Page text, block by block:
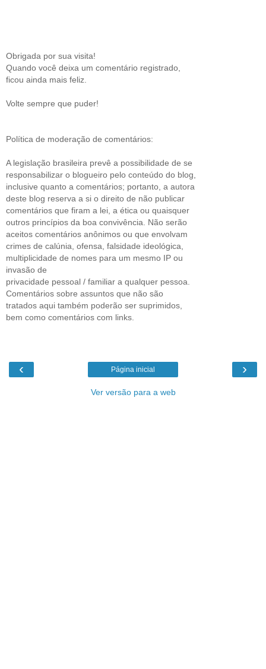
Obrigada por sua visita!
Quando você deixa um comentário registrado,
ficou ainda mais feliz.
Volte sempre que puder!
Política de moderação de comentários:
A legislação brasileira prevê a possibilidade de se
responsabilizar o blogueiro pelo conteúdo do blog,
inclusive quanto a comentários; portanto, a autora
deste blog reserva a si o direito de não publicar
comentários que firam a lei, a ética ou quaisquer
outros princípios da boa convivência. Não serão
aceitos comentários anônimos ou que envolvam
crimes de calúnia, ofensa, falsidade ideológica,
multiplicidade de nomes para um mesmo IP ou
invasão de
privacidade pessoal / familiar a qualquer pessoa.
Comentários sobre assuntos que não são
tratados aqui também poderão ser suprimidos,
bem como comentários com links.
‹ ›
Página inicial
Ver versão para a web